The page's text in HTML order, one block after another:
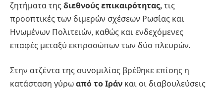
ζητήματα της διεθνούς επικαιρότητας, τις
προοπτικές των διμερών σχέσεων Ρωσίας και
Ηνωμένων Πολιτειών, καθώς και ενδεχόμενες
επαφές μεταξύ εκπροσώπων των δύο πλευρών.
Στην ατζέντα της συνομιλίας βρέθηκε επίσης η
κατάσταση γύρω από το Ιράν και οι διαβουλεύσεις